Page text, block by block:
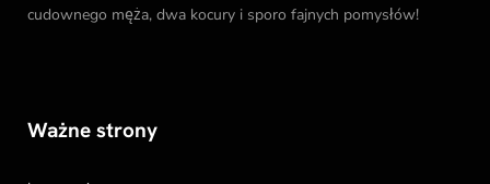
cudownego męża, dwa kocury i sporo fajnych pomysłów!
Ważne strony